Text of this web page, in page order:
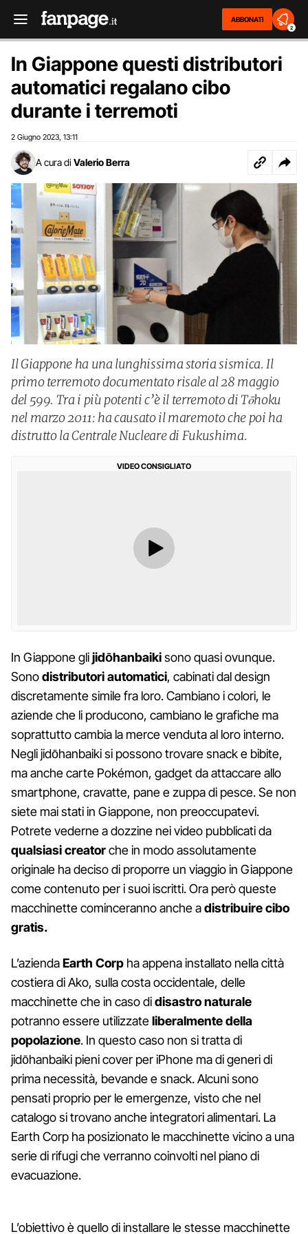
ABBONATI
2
In Giappone questi distributori
automatici regalano cibo
durante i terremoti
2 Giugno 2023 13:11
A cura di Valerio Berra
Il Giappone ha una lunghissima storia sismica. Il
primo terremoto documentato risale al 28 maggio
del 599. Tra i più potenti c’è il terremoto di Tōhoku
nel marzo 2011: ha causato il maremoto che poi ha
distrutto la Centrale Nucleare di Fukushima.
VIDEO CONSIGLIATO
In Giappone glijidōhanbaikisono quasi ovunque.
Sonodistributori automatici, cabinati dal design
discretamente simile fra loro. Cambiano i colori, le
aziende che li producono, cambiano le grafiche ma
soprattutto cambia la merce venduta al loro interno.
Negli jidōhanbaiki si possono trovare snack e bibite,
ma anche carte Pokémon, gadget da attaccare allo
smartphone, cravatte, pane e zuppa di pesce. Se non
siete mai stati in Giappone, non preoccupatevi.
Potrete vederne a dozzine nei video pubblicati da
qualsiasi creatorche in modo assolutamente
originale ha deciso di proporre un viaggio in Giappone
come contenuto per i suoi iscritti. Ora però queste
macchinette cominceranno anche adistribuire cibo
gratis.
L’aziendaEarth Corp ha appena installato nella città
costiera di Ako, sulla costa occidentale, delle
macchinette che in caso didisastro naturale
potranno essere utilizzateliberalmente della
popolazione. In questo caso non si tratta di
jidōhanbaiki pieni cover per iPhone ma di generi di
prima necessità, bevande e snack. Alcuni sono
pensati proprio per le emergenze, visto che nel
catalogo si trovano anche integratori alimentari. La
Earth Corp ha posizionato le macchinette vicino a una
serie di rifugi che verranno coinvolti nel piano di
evacuazione.
L’obiettivo è quello di installare le stesse macchinette